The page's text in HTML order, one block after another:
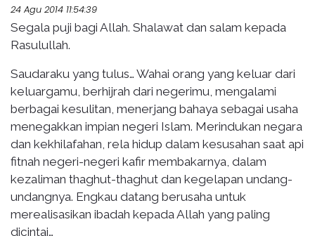
24 Agu 2014 11:54:39
Segala puji bagi Allah. Shalawat dan salam kepada
Rasulullah.
Saudaraku yang tulus… Wahai orang yang keluar dari
keluargamu, berhijrah dari negerimu, mengalami
berbagai kesulitan, menerjang bahaya sebagai usaha
menegakkan impian negeri Islam. Merindukan negara
dan kekhilafahan, rela hidup dalam kesusahan saat api
fitnah negeri-negeri kafir membakarnya, dalam
kezaliman thaghut-thaghut dan kegelapan undang-
undangnya. Engkau datang berusaha untuk
merealisasikan ibadah kepada Allah yang paling
dicintai…